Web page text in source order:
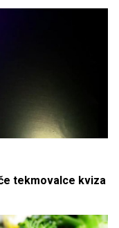
tekmovalce kviza